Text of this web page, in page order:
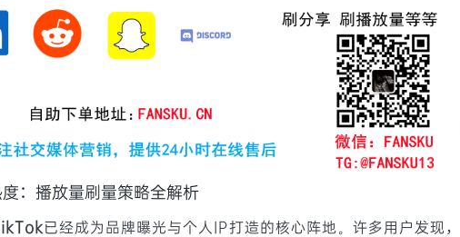
：播放量刷量策略全解析
已经成为品牌曝光与个人IP打造的核心阵地。许多用户发现，